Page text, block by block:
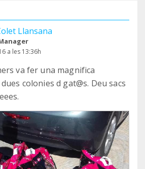
Llansana
a les 13:36h
va fer una magnifica
colonies d gat@s. Deu sacs